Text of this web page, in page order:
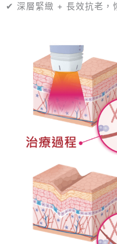
✔ 深層緊緻 + 長效抗老，